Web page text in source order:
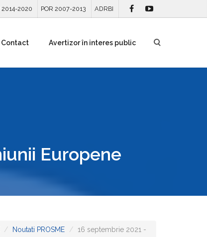
2014-2020 POR 2007-2013 ADRBI
Contact Avertizor în interes public
Europene
Noutati PROSME
16 septembrie 2021 -